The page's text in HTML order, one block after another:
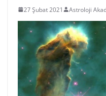
27 Şubat 2021 Astroloji